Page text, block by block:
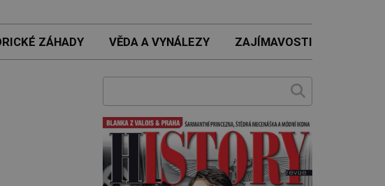
ZÁHADY VĚDA A VYNÁLEZY ZAJÍMAVOSTI